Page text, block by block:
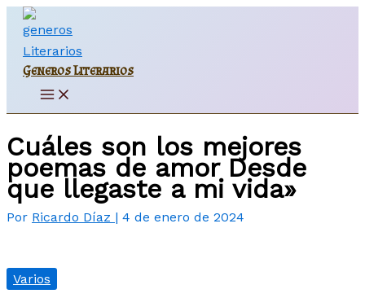
contenido
Generos Literarios
Main
Menu
Cuáles son los mejores
poemas de amor Desde
que llegaste a mi vida»
Por Ricardo Díaz | 4 de enero de 2024
Varios